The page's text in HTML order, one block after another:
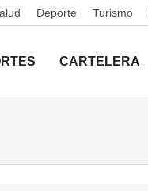
Deporte Turismo
CARTELERA